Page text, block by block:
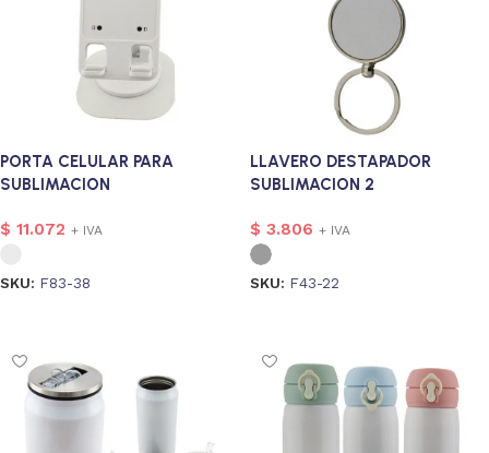
PORTA CELULAR PARA
SUBLIMACION
$ 11.072 + IVA
SKU: F83-38
LLAVERO DESTAPADOR
SUBLIMACION 2
$ 3.806 + IVA
SKU: F43-22